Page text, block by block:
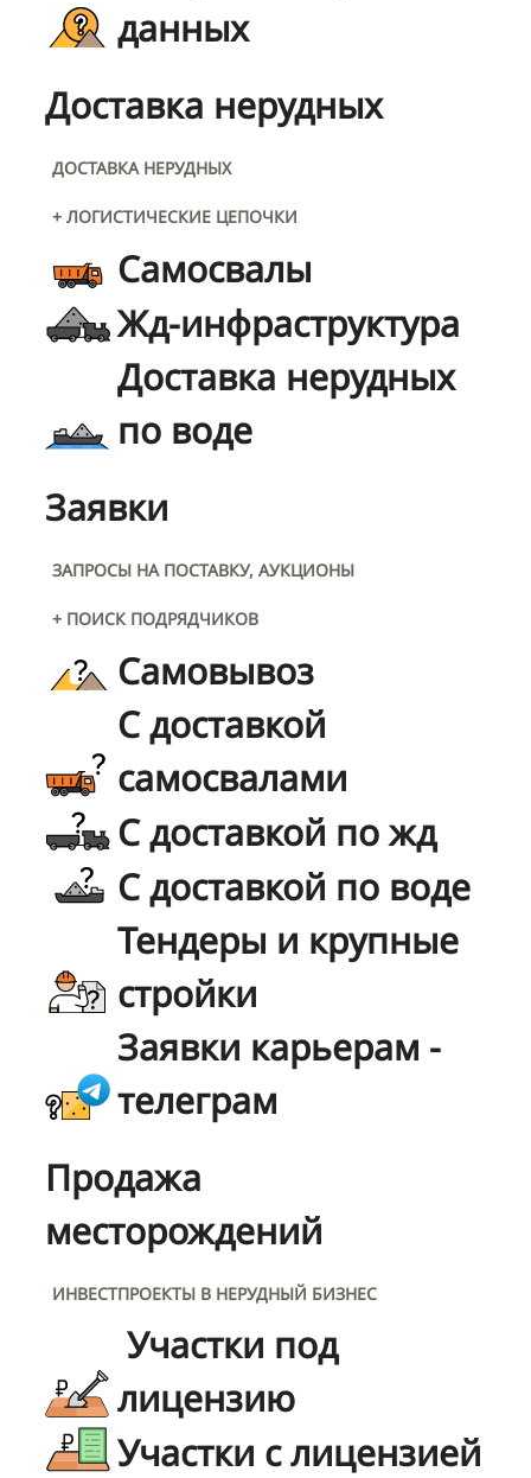
данных
Доставка нерудных
ДОСТАВКА НЕРУДНЫХ
+ ЛОГИСТИЧЕСКИЕ ЦЕПОЧКИ
Самосвалы
Жд-инфраструктура
Доставка нерудных
по воде
Заявки
ЗАПРОСЫ НА ПОСТАВКУ, АУКЦИОНЫ
+ ПОИСК ПОДРЯДЧИКОВ
Самовывоз
С доставкой
самосвалами
С доставкой по жд
С доставкой по воде
Тендеры и крупные
стройки
Заявки карьерам -
телеграм
Продажа
месторождений
ИНВЕСТПРОЕКТЫ В НЕРУДНЫЙ БИЗНЕС
Участки под
лицензию
Участки с лицензией